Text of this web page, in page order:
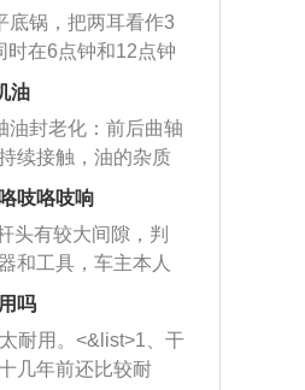
利用木棍将所有的
的位置处，然后将
就可以将堵塞的东
因为积碳过多引起
元催化器泡在草酸
到解决，将清洗剂
油混合后，车辆启
一起进入到燃烧
出，就可以让三元
气管堵塞的情况就
底锅，把两耳看作3
时在6点钟和12点钟
、双手握住
同样也要打相同的
后强调要反复练
肌肉记忆，在真实
记忆也能打好方
油
油封老化：前后曲轴
续接触，油的杂质
变化使其密封效果
或漏油。<&list>2、
会使活塞环与缸体
油流入燃烧室中，
、机油粘度。使用
同样会有烧机油现
有很好的流动性，
吱咯吱响
头有较大间隙，判
和工具，车主本人
辆送到修理厂或4s
轴套管防尘罩破
油现象，使半轴磨
容易损坏，产生异
吗
耐用。<&list>1、干
几年前还比较耐